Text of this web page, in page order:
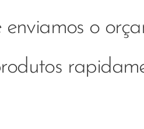
enviamos o